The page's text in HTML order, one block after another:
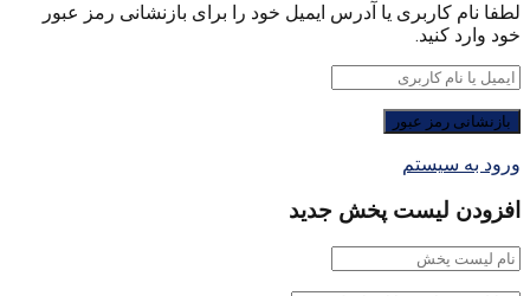
لطفا نام کاربری یا آدرس ایمیل خود را برای بازنشانی رمز عبور
خود وارد کنید.
ورود به سیستم
افزودن لیست پخش جدید